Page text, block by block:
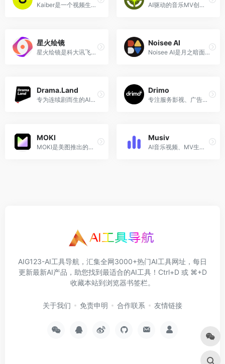
Kaiber是一个视频生成引擎，用户可以根据自己的图片或文字描述创建视频 AI驱动的音乐MV创作平台，让每一个声音都能找到属于它的画面。
星火绘镜
星火绘镜是科大讯飞推出的一个AI短视频创作平台，可以帮助用户进行AI短剧、AI预告片、MV创作
Noisee AI
Noisee AI是月之暗面旗下的一款AI音乐视频生成工具
Drama.Land
专为连续剧而生的AI智能短剧创作工具，支持AI短剧、连续剧集、MV生成
Drimo
专注服务影视、广告行业的AI创作平台
MOKI
MOKI是美图推出的一款AI短片创作工具，旨在通过AI技术自动生成分镜图并转为视频素材。
Musiv
AI音乐视频、MV生成平台，上传 MP3，AI智能生成分镜与动态视频。
AIG123-AI工具导航，汇集全网3000+热门AI工具网址，每日
更新最新AI产品，助您找到最适合的AI工具！Ctrl+D 或 ⌘+D
收藏本站到浏览器书签栏。
关于我们 免责申明 合作联系 友情链接